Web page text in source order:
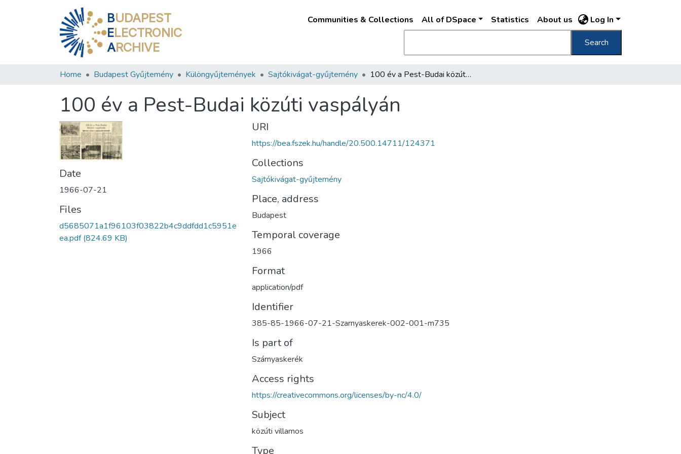
BUDAPEST
ELECTRONIC
ARCHIVE
Communities & Collections All of DSpace Statistics About us Log In
Search
Home Budapest Gyűjtemény Különgyűjtemények Sajtókivágat-gyűjtemény 100 év a Pest-Budai közúti vaspályán
100 év a Pest-Budai közúti vaspályán
Date
1966-07-21
Files
d5685071a1f96103f03822b4c9ddfdd1c5951e
ea.pdf(824.69 KB)
URI
https://bea.fszek.hu/handle/20.500.14711/124371
Collections
Sajtókivágat-gyűjtemény
Place, address
Budapest
Temporal coverage
1966
Format
application/pdf
Identifier
385-85-1966-07-21-Szarnyaskerek-002-001-m735
Is part of
Szárnyaskerék
Access rights
https://creativecommons.org/licenses/by-nc/4.0/
Subject
közúti villamos
Type